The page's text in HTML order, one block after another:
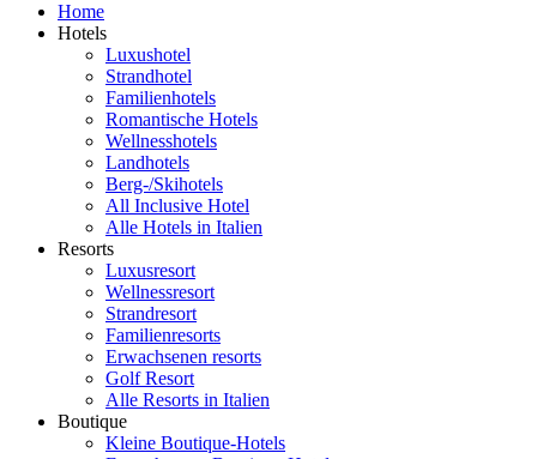
Home
Hotels
Luxushotel
Strandhotel
Familienhotels
Romantische Hotels
Wellnesshotels
Landhotels
Berg-/Skihotels
All Inclusive Hotel
Alle Hotels in Italien
Resorts
Luxusresort
Wellnessresort
Strandresort
Familienresorts
Erwachsenen resorts
Golf Resort
Alle Resorts in Italien
Boutique
Kleine Boutique-Hotels